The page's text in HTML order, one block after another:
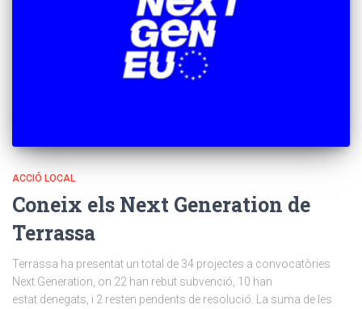
ACCIÓ LOCAL
Coneix els Next Generation de
Terrassa
Terrassa ha presentat un total de 34 projectes a convocatòries
Next Generation, on 22 han rebut subvenció, 10 han
estat denegats, i 2 resten pendents de resolució. La suma de les